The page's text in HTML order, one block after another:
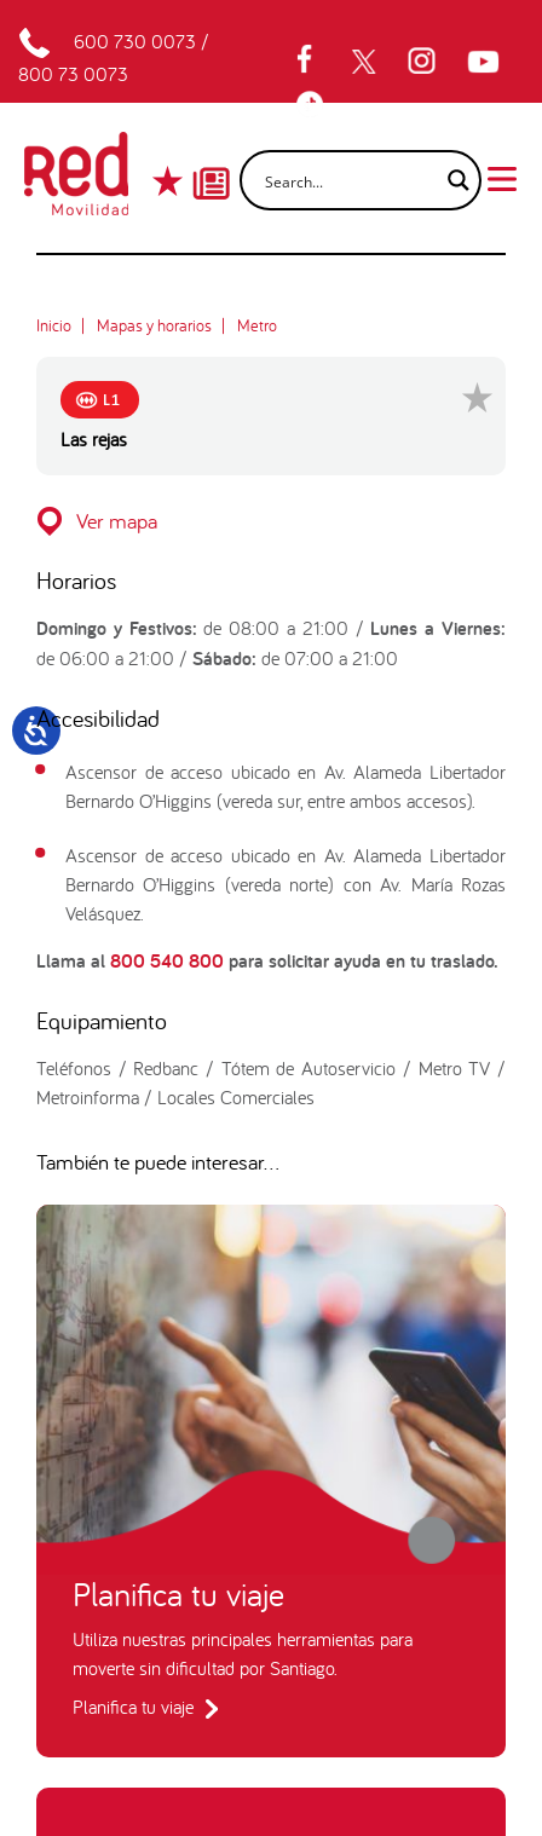
600 730 0073 /
800 73 0073
Inicio Mapas y horarios Metro
L1
Las rejas
Ver mapa
Horarios
Domingo y Festivos: de 08:00 a 21:00 / Lunes a Viernes:
de 06:00 a 21:00 / Sábado: de 07:00 a 21:00
Accesibilidad
Ascensor de acceso ubicado en Av. Alameda Libertador
Bernardo O’Higgins (vereda sur, entre ambos accesos).
Ascensor de acceso ubicado en Av. Alameda Libertador
Bernardo O’Higgins (vereda norte) con Av. María Rozas
Velásquez.
Llama al800 540 800 para solicitar ayuda en tu traslado.
Equipamiento
Teléfonos / Redbanc / Tótem de Autoservicio / Metro TV /
Metroinforma / Locales Comerciales
También te puede interesar...
Planifica tu viaje
Utiliza nuestras principales herramientas para
moverte sin dificultad por Santiago.
Planifica tu viaje